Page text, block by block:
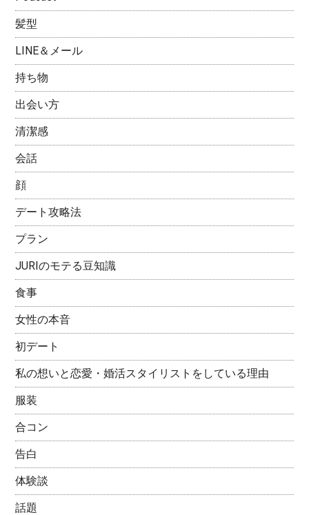
髪型
LINE＆メール
持ち物
出会い方
清潔感
会話
顔
デート攻略法
プラン
JURIのモテる豆知識
食事
女性の本音
初デート
私の想いと恋愛・婚活スタイリストをしている理由
服装
合コン
告白
体験談
話題